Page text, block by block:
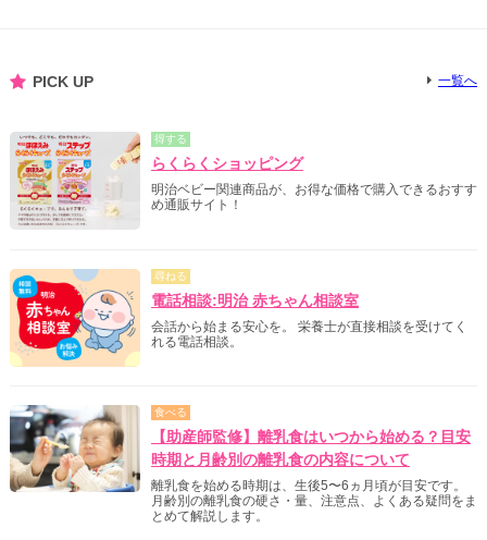
PICK UP 一覧へ
得する
らくらくショッピング
明治ベビー関連商品が、お得な価格で購入できるおすす
め通販サイト！
尋ねる
電話相談:明治 赤ちゃん相談室
会話から始まる安心を。 栄養士が直接相談を受けてく
れる電話相談。
食べる
【助産師監修】離乳食はいつから始める？目安
時期と月齢別の離乳食の内容について
離乳食を始める時期は、生後5〜6ヵ月頃が目安です。
月齢別の離乳食の硬さ・量、注意点、よくある疑問をま
とめて解説します。